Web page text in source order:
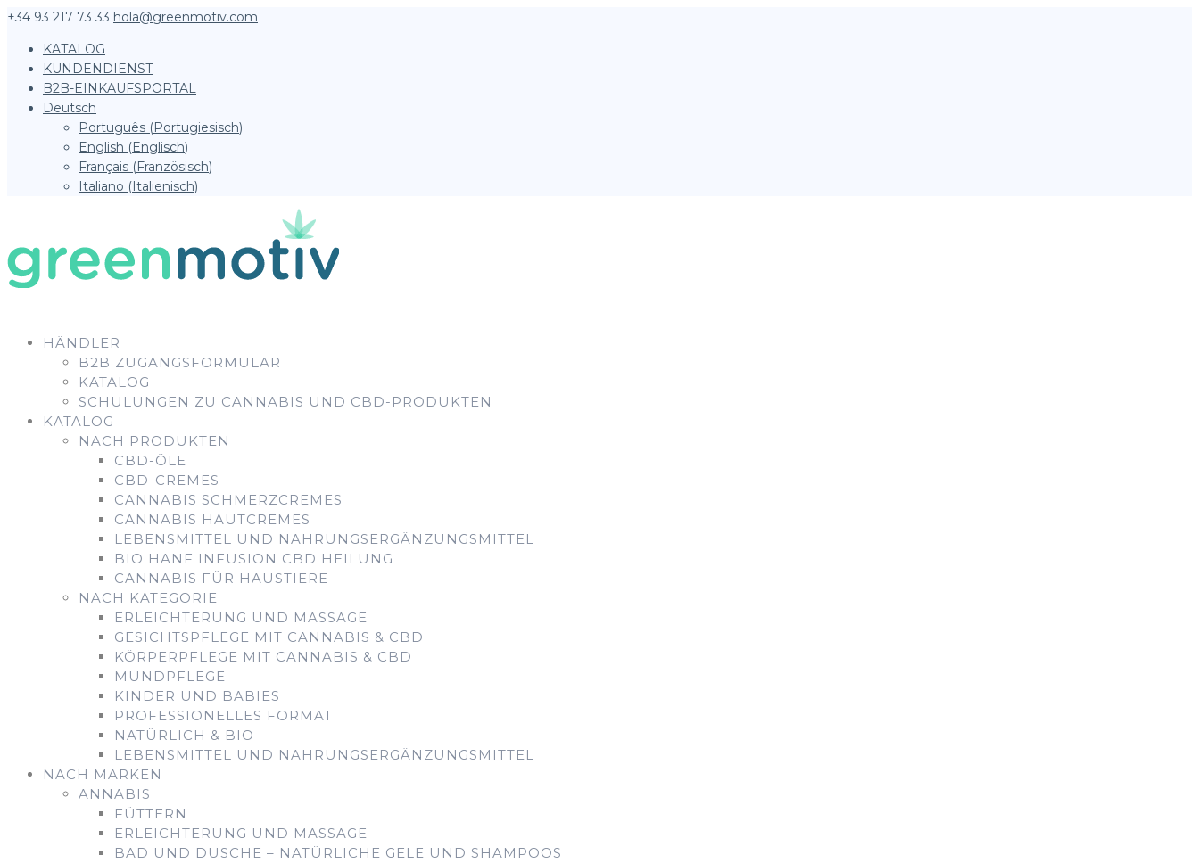
+34 93 217 73 33 hola@greenmotiv.com
KATALOG
KUNDENDIENST
B2B-EINKAUFSPORTAL
Deutsch
Português (Portugiesisch)
English (Englisch)
Français (Französisch)
Italiano (Italienisch)
HÄNDLER
B2B ZUGANGSFORMULAR
KATALOG
SCHULUNGEN ZU CANNABIS UND CBD-PRODUKTEN
KATALOG
NACH PRODUKTEN
CBD-ÖLE
CBD-CREMES
CANNABIS SCHMERZCREMES
CANNABIS HAUTCREMES
LEBENSMITTEL UND NAHRUNGSERGÄNZUNGSMITTEL
BIO HANF INFUSION CBD HEILUNG
CANNABIS FÜR HAUSTIERE
NACH KATEGORIE
ERLEICHTERUNG UND MASSAGE
GESICHTSPFLEGE MIT CANNABIS & CBD
KÖRPERPFLEGE MIT CANNABIS & CBD
MUNDPFLEGE
KINDER UND BABIES
PROFESSIONELLES FORMAT
NATÜRLICH & BIO
LEBENSMITTEL UND NAHRUNGSERGÄNZUNGSMITTEL
NACH MARKEN
ANNABIS
FÜTTERN
ERLEICHTERUNG UND MASSAGE
BAD UND DUSCHE – NATÜRLICHE GELE UND SHAMPOOS